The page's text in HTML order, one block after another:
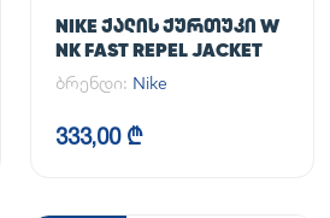
NIKE ᲥᲐᲚᲘᲡ ᲥᲣᲠᲗᲣᲙᲘ W
NK FAST REPEL JACKET
ბრენდი: Nike
333,00 ₾